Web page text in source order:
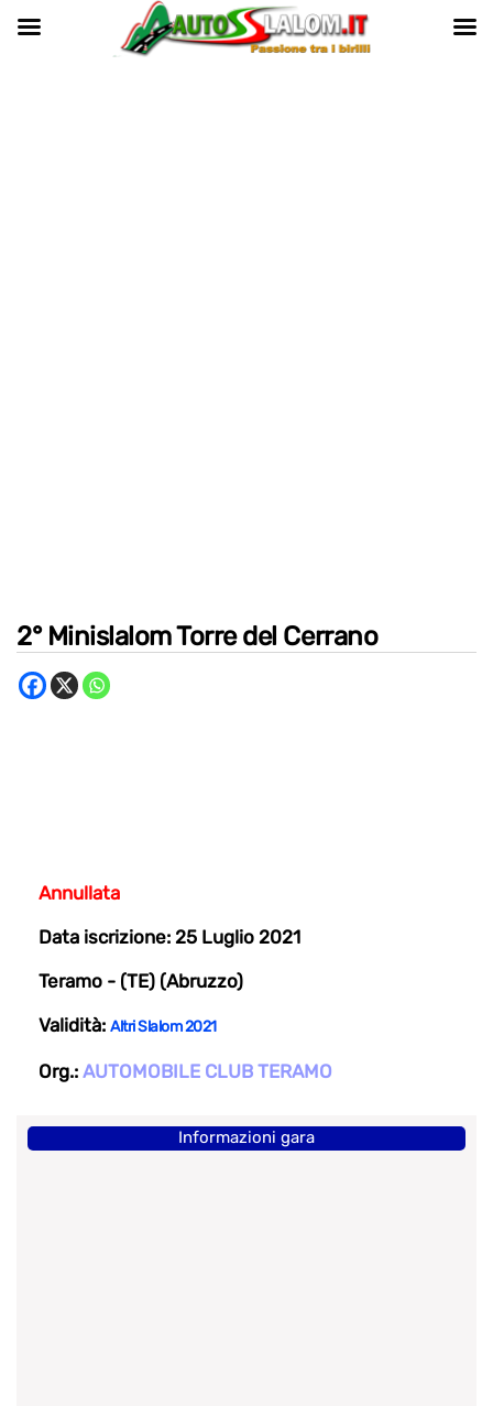
2° Minislalom Torre del Cerrano
Annullata
Data iscrizione: 25 Luglio 2021
Teramo - (TE) (Abruzzo)
Validità: Altri Slalom 2021
Org.: AUTOMOBILE CLUB TERAMO
Informazioni gara